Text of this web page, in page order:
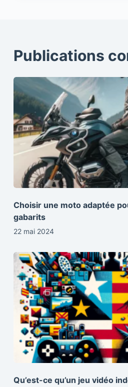
Publications
Choisir une moto adaptée
gabarits
22 mai 2024
Qu’est-ce qu’un jeu vidéo